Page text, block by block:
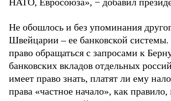
Не обошлось и без упоминания
Швейцарии – ее банковской системы.
право обращаться с запросами к
банковских вкладов отдельных
имеет право знать, платят ли ему
права «частное начало», как